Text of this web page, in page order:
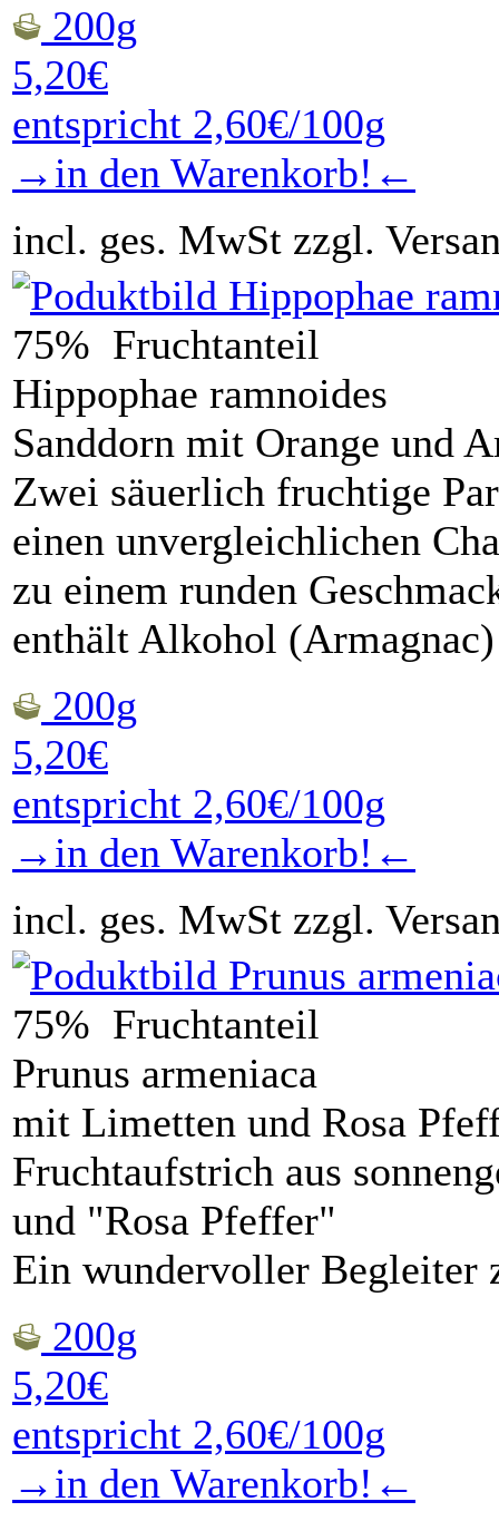
200g
5,20€
entspricht 2,60€/100g
→in den Warenkorb!←
incl. ges. MwSt zzgl.
75% Fruchtanteil
Hippophae ramnoides
Sanddorn mit Orange und
Zwei säuerlich fruchtige
einen unvergleichlichen
zu einem runden
enthält Alkohol (Armagnac)
200g
5,20€
entspricht 2,60€/100g
→in den Warenkorb!←
incl. ges. MwSt zzgl.
75% Fruchtanteil
Prunus armeniaca
mit Limetten und Rosa
Fruchtaufstrich aus
und "Rosa Pfeffer"
Ein wundervoller Begleiter
200g
5,20€
entspricht 2,60€/100g
→in den Warenkorb!←